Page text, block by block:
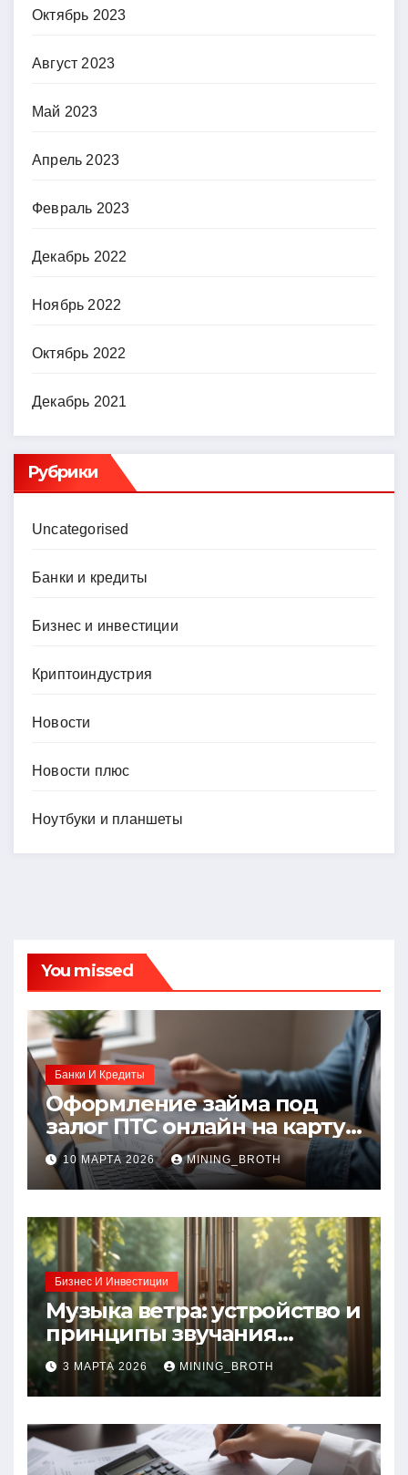
Октябрь 2023
Август 2023
Май 2023
Апрель 2023
Февраль 2023
Декабрь 2022
Ноябрь 2022
Октябрь 2022
Декабрь 2021
Рубрики
Uncategorised
Банки и кредиты
Бизнес и инвестиции
Криптоиндустрия
Новости
Новости плюс
Ноутбуки и планшеты
You missed
Банки И Кредиты
Оформление займа под
залог ПТС онлайн на карту
без визита в офис: порядок,
требования и документы
10 МАРТА 2026 MINING_BROTH
Бизнес И Инвестиции
Музыка ветра: устройство и
принципы звучания
колокольчиков
3 МАРТА 2026 MINING_BROTH